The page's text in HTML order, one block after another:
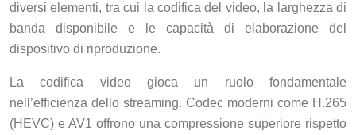
diversi elementi, tra cui la codifica del video, la larghezza di
banda disponibile e le capacità di elaborazione del
dispositivo di riproduzione.
La codifica video gioca un ruolo fondamentale
nell’efficienza dello streaming. Codec moderni come H.265
(HEVC) e AV1 offrono una compressione superiore rispetto